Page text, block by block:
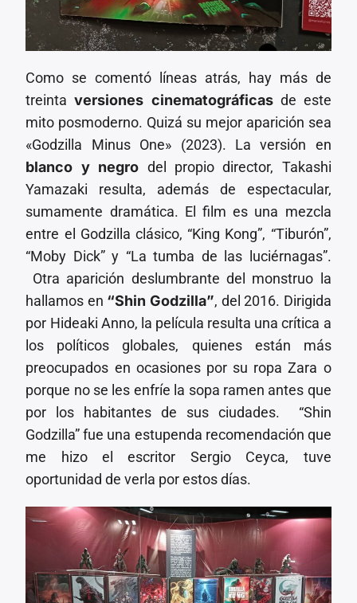
Como se comentó líneas atrás, hay más de
treintaversiones cinematográficasde este
mito posmoderno. Quizá su mejor aparición sea
«Godzilla Minus One» (2023). La versión en
blanco y negro del propio director, Takashi
Yamazaki resulta, además de espectacular,
sumamente dramática. El film es una mezcla
entre el Godzilla clásico, “King Kong”, “Tiburón”,
“Moby Dick” y “La tumba de las luciérnagas”.
Otra aparición deslumbrante del monstruo la
hallamos en “Shin Godzilla”, del 2016. Dirigida
por Hideaki Anno, la película resulta una crítica a
los políticos globales, quienes están más
preocupados en ocasiones por su ropa Zara o
porque no se les enfríe la sopa ramen antes que
por los habitantes de sus ciudades. “Shin
Godzilla” fue una estupenda recomendación que
me hizo el escritor Sergio Ceyca, tuve
oportunidad de verla por estos días.